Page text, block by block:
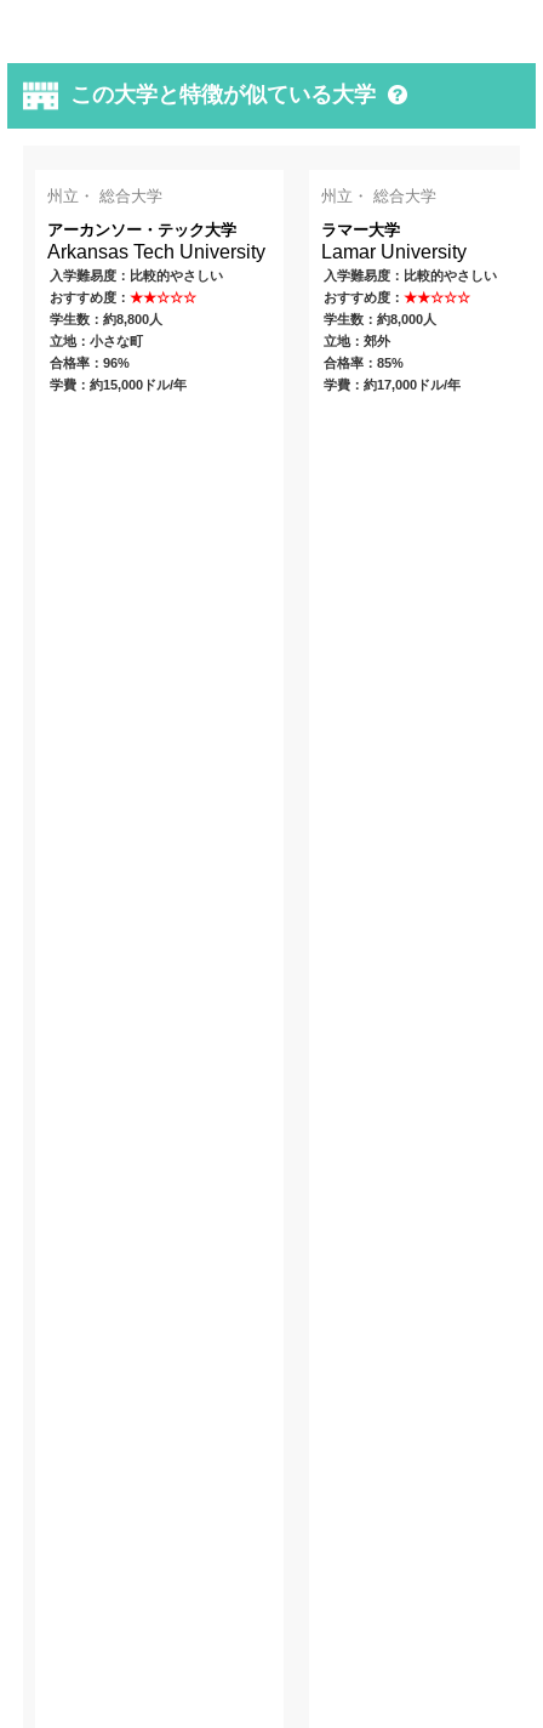
この大学と特徴が似ている大学
州立・ 総合大学
アーカンソー・テック大学
Arkansas Tech University
入学難易度：比較的やさしい
おすすめ度：★★☆☆☆
学生数：約8,800人
立地：小さな町
合格率：96%
学費：約15,000ドル/年
州立・ 総合大学
ラマー大学
Lamar University
入学難易度：比較的やさしい
おすすめ度： ★★☆☆☆
学生数：約8,000人
立地：郊外
合格率：85%
学費：約17,000ドル/年